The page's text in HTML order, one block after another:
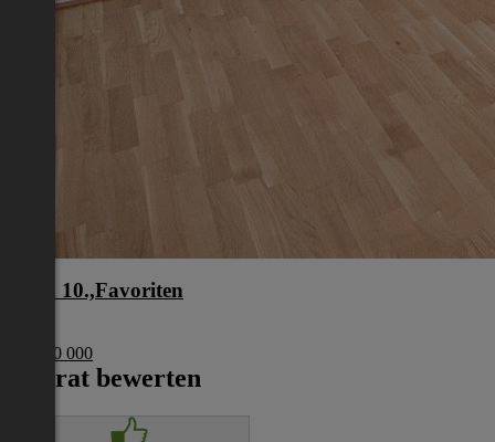
Wien 10.,Favoriten
€ 1 200 000
Inserat bewerten